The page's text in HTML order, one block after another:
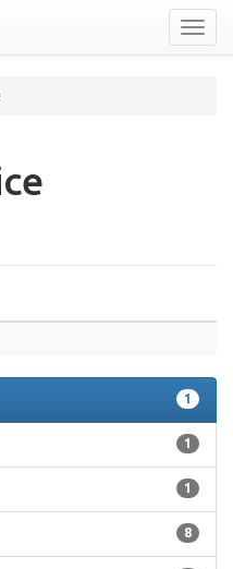
nav
1
1
1
8